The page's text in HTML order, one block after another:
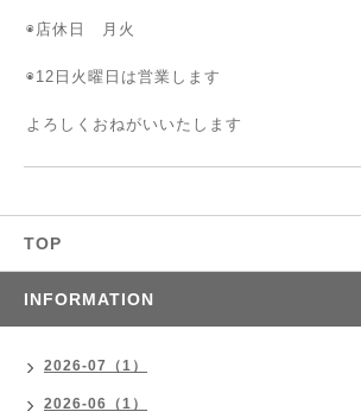
◉店休日 月火
◉12日火曜日は営業します
よろしくおねがいいたします
TOP
INFORMATION
2026-07（1）
2026-06（1）